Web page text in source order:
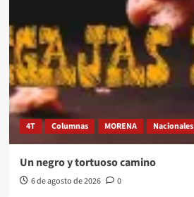
4T Columnas MORENA Nacionales
Un negro y tortuoso camino
6 de agosto de 2026 0